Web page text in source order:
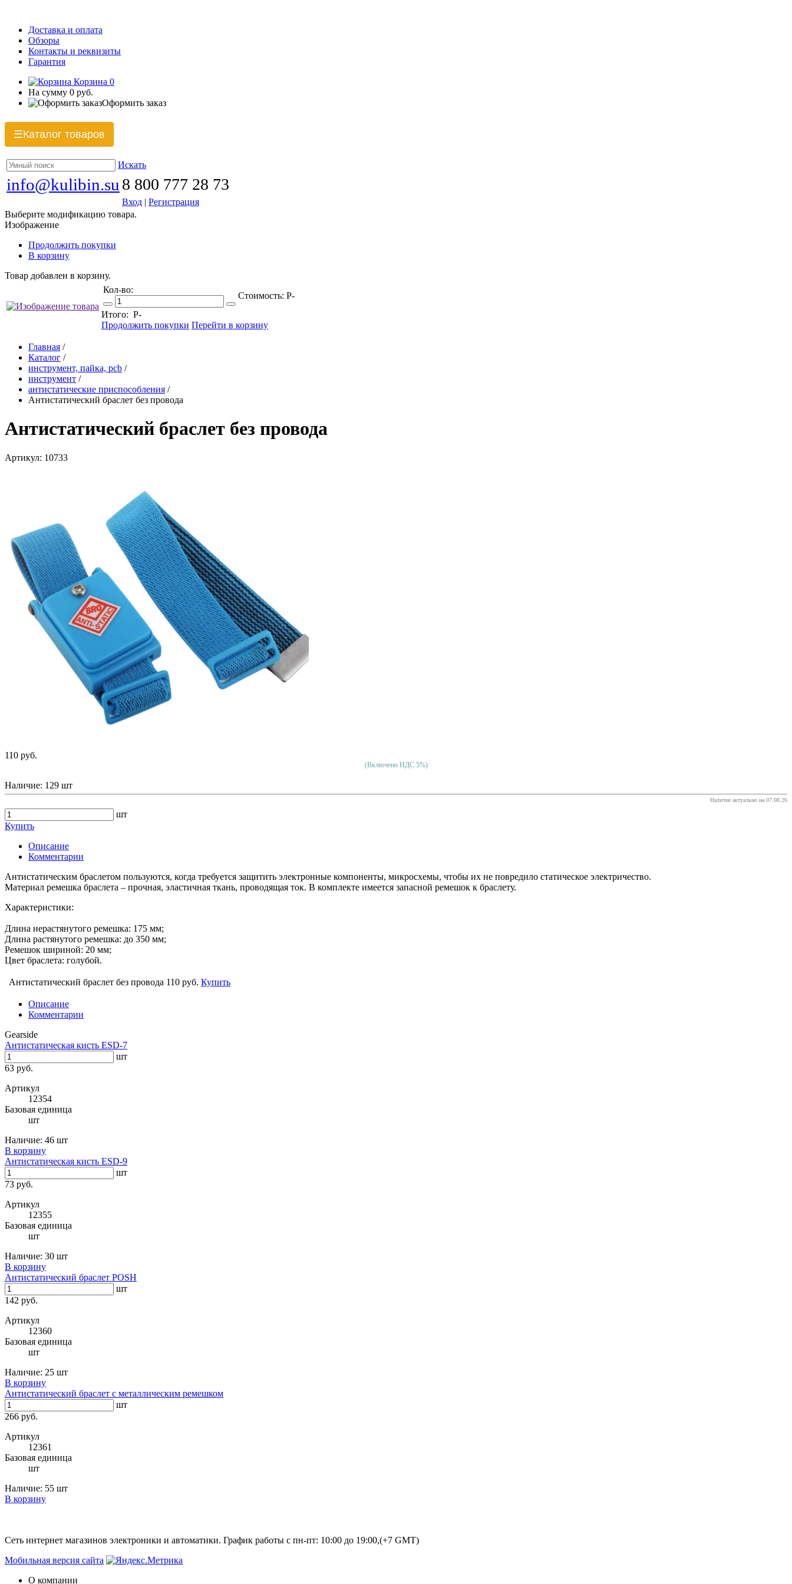
Доставка и оплата
Обзоры
Контакты и реквизиты
Гарантия
Корзина 0
На сумму 0 руб.
Оформить заказ
☰Каталог товаров
Искать
info@kulibin.su 8 800 777 28 73
Вход | Регистрация
Выберите модификацию товара.
Изображение
Продолжить покупки
В корзину
Товар добавлен в корзину.
Кол-во:
Стоимость: Р-
Итого: Р-
Продолжить покупки Перейти в корзину
Главная /
Каталог /
инструмент, пайка, pcb /
инструмент /
антистатические приспособления /
Антистатический браслет без провода
Антистатический браслет без провода
Артикул: 10733
110 руб.
(Включено НДС 5%)
Наличие: 129 шт
Наличие актуально на 07.08.26
шт
Купить
Описание
Комментарии
Антистатическим браслетом пользуются, когда требуется защитить электронные компоненты, микросхемы, чтобы их не повредило статическое электричество.
Материал ремешка браслета – прочная, эластичная ткань, проводящая ток. В комплекте имеется запасной ремешок к браслету.
Характеристики:
Длина нерастянутого ремешка: 175 мм;
Длина растянутого ремешка: до 350 мм;
Ремешок шириной: 20 мм;
Цвет браслета: голубой.
Антистатический браслет без провода 110 руб. Купить
Описание
Комментарии
Gearside
Антистатическая кисть ESD-7
шт
63 руб.
Артикул
12354
Базовая единица
шт
Наличие: 46 шт
В корзину
Антистатическая кисть ESD-9
шт
73 руб.
Артикул
12355
Базовая единица
шт
Наличие: 30 шт
В корзину
Антистатический браслет POSH
шт
142 руб.
Артикул
12360
Базовая единица
шт
Наличие: 25 шт
В корзину
Антистатический браслет с металлическим ремешком
шт
266 руб.
Артикул
12361
Базовая единица
шт
Наличие: 55 шт
В корзину
Сеть интернет магазинов электроники и автоматики. График работы с пн-пт: 10:00 до 19:00,(+7 GMT)
Мобильная версия сайта
О компании